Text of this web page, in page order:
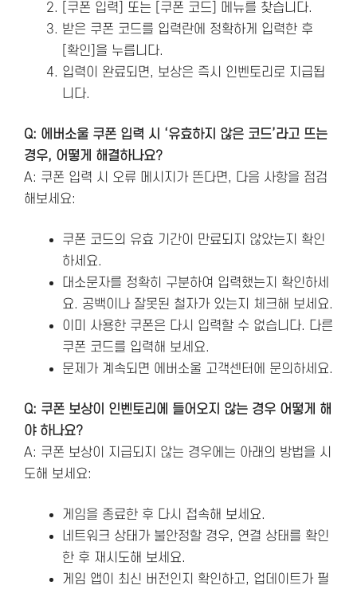
[쿠폰 입력] 또는 [쿠폰 코드] 메뉴를 찾습니다.
받은 쿠폰 코드를 입력란에 정확하게 입력한 후
[확인]을 누릅니다.
입력이 완료되면, 보상은 즉시 인벤토리로 지급됩
니다.
Q: 에버소울 쿠폰 입력 시 ‘유효하지 않은 코드’라고 뜨는
경우, 어떻게 해결하나요?
A: 쿠폰 입력 시 오류 메시지가 뜬다면, 다음 사항을 점검
해보세요:
쿠폰 코드의 유효 기간이 만료되지 않았는지 확인
하세요.
대소문자를 정확히 구분하여 입력했는지 확인하세
요. 공백이나 잘못된 철자가 있는지 체크해 보세요.
이미 사용한 쿠폰은 다시 입력할 수 없습니다. 다른
쿠폰 코드를 입력해 보세요.
문제가 계속되면 에버소울 고객센터에 문의하세요.
Q: 쿠폰 보상이 인벤토리에 들어오지 않는 경우 어떻게 해
야 하나요?
A: 쿠폰 보상이 지급되지 않는 경우에는 아래의 방법을 시
도해 보세요:
게임을 종료한 후 다시 접속해 보세요.
네트워크 상태가 불안정할 경우, 연결 상태를 확인
한 후 재시도해 보세요.
게임 앱이 최신 버전인지 확인하고, 업데이트가 필